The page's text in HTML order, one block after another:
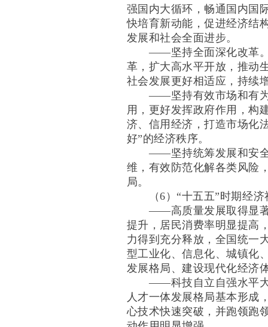
强国内大循环，畅通国内国
快培育新动能，促进经济结
发展和社会全面进步。
——坚持全面深化改革。
革，扩大高水平开放，推动
社会发展更好相适应，持续
——坚持有效市场和有为
用，更好发挥政府作用，构
济、信用经济，打造市场化
好”的经济秩序。
——坚持统筹发展和安全
维，有效防范化解各类风险
局。
（6）“十五五”时期经济
——高质量发展取得显著
提升，居民消费率明显提高
力得到充分释放，全国统一
型工业化、信息化、城镇化
发展格局、建设现代化经济
——科技自立自强水平大
人才一体发展格局基本形成
心技术快速突破，并跑领跑